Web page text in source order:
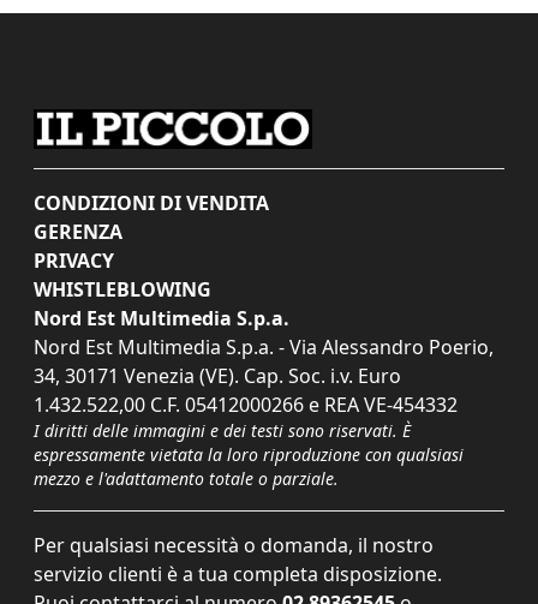
CONDIZIONI DI VENDITA
GERENZA
PRIVACY
WHISTLEBLOWING
Nord Est Multimedia S.p.a.
Nord Est Multimedia S.p.a. - Via Alessandro Poerio,
34, 30171 Venezia (VE). Cap. Soc. i.v. Euro
1.432.522,00 C.F. 05412000266 e REA VE-454332
I diritti delle immagini e dei testi sono riservati. È
espressamente vietata la loro riproduzione con qualsiasi
mezzo e l'adattamento totale o parziale.
Per qualsiasi necessità o domanda, il nostro
servizio clienti è a tua completa disposizione.